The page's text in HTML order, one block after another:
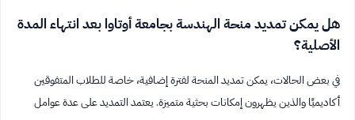
هل يمكن تمديد منحة الهندسة بجامعة أوتاوا بعد انتهاء المدة
الأصلية؟
في بعض الحالات، يمكن تمديد المنحة لفترة إضافية، خاصة للطلاب المتفوقين
أكاديميًا والذين يظهرون إمكانات بحثية متميزة. يعتمد التمديد على عدة عوامل